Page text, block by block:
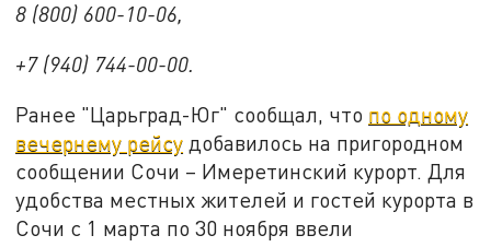
8 (800) 600-10-06,
+7 (940) 744-00-00.
Ранее "Царьград-Юг" сообщал, что по одному
вечернему рейсу добавилось на пригородном
сообщении Сочи – Имеретинский курорт. Для
удобства местных жителей и гостей курорта в
Сочи с 1 марта по 30 ноября ввели